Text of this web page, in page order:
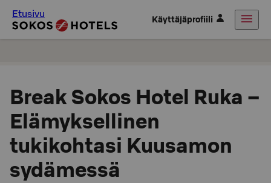
Etusivu Käyttäjäprofiili
Break Sokos Hotel Ruka –
Elämyksellinen
tukikohtasi Kuusamon
sydämessä